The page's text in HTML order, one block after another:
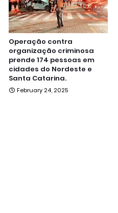
Operação contra
organização criminosa
prende 174 pessoas em
cidades do Nordeste e
Santa Catarina.
February 24, 2025